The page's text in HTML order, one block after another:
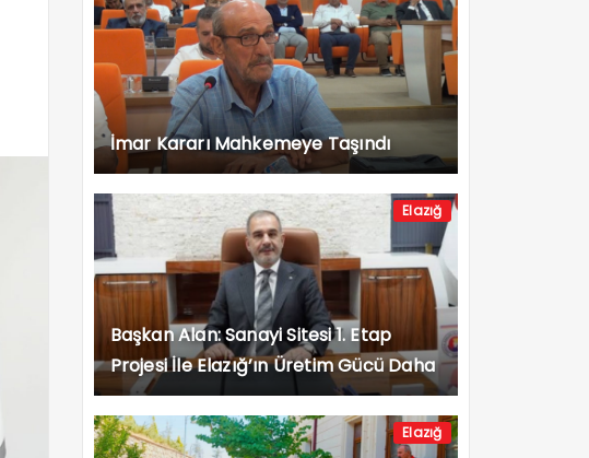
İmar Kararı Mahkemeye Taşındı
Elazığ
Başkan Alan: Sanayi Sitesi 1. Etap
Projesi İle Elazığ’ın Üretim Gücü Daha
da Artacak”
Elazığ